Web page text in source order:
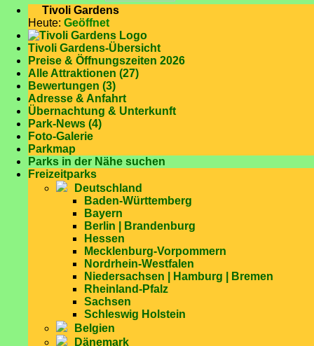
Tivoli Gardens
Heute: Geöffnet
Tivoli Gardens-Übersicht
Preise & Öffnungszeiten 2026
Alle Attraktionen (27)
Bewertungen (3)
Adresse & Anfahrt
Übernachtung & Unterkunft
Park-News (4)
Foto-Galerie
Parkmap
Parks in der Nähe suchen
Freizeitparks
Deutschland
Baden-Württemberg
Bayern
Berlin | Brandenburg
Hessen
Mecklenburg-Vorpommern
Nordrhein-Westfalen
Niedersachsen | Hamburg | Bremen
Rheinland-Pfalz
Sachsen
Schleswig Holstein
Belgien
Dänemark